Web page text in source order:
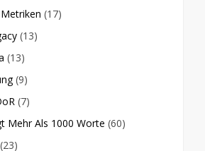
(17)
(13)
(13)
(9)
(7)
Mehr Als 1000 Worte (60)
(23)